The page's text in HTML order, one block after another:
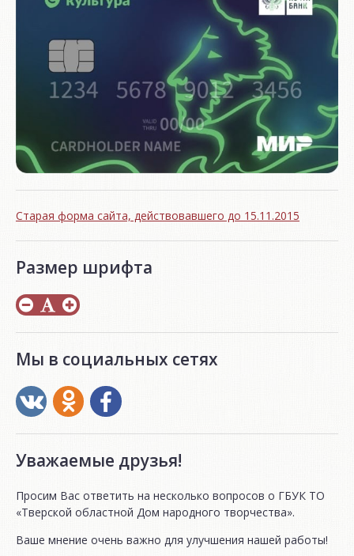
Старая форма сайта, действовавшего до 15.11.2015
Размер шрифта
Мы в социальных сетях
Уважаемые друзья!
Просим Вас ответить на несколько вопросов о ГБУК ТО
«Тверской областной Дом народного творчества».
Ваше мнение очень важно для улучшения нашей работы!